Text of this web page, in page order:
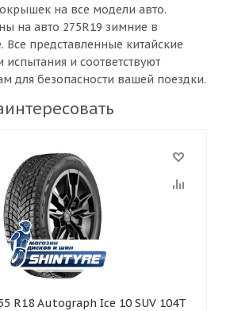
на все модели авто.
на авто 275R19 зимние в
представленные китайские
и соответствуют
для безопасности вашей поездки.